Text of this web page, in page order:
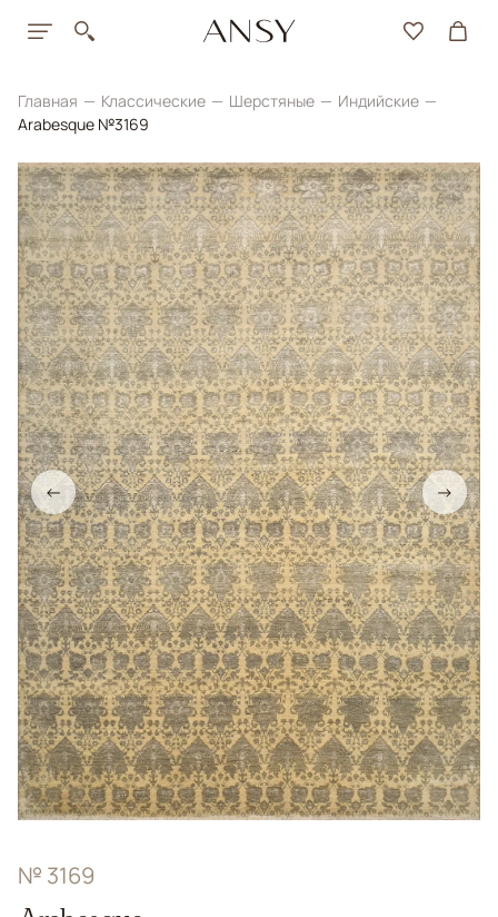
Главная Классические Шерстяные
Индийские
Arabesque №3169
← →
№ 3169